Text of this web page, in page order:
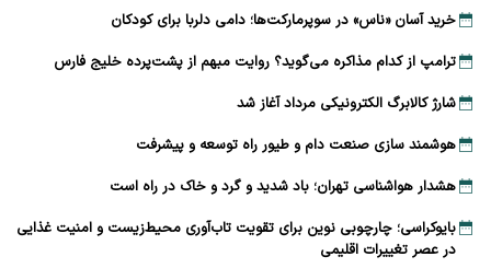
خرید آسان «ناس» در سوپرمارکت‌ها؛ دامی دلربا برای کودکان
ترامپ از کدام مذاکره می‌گوید؟ روایت مبهم از پشت‌پرده خلیج فارس
شارژ کالابرگ الکترونیکی مرداد آغاز شد
هوشمند سازی صنعت دام و طیور راه توسعه و پیشرفت
هشدار هواشناسی تهران؛ باد شدید و گرد و خاک در راه است
بایوکراسی؛ چارچوبی نوین برای تقویت تاب‌آوری محیط‌زیست و امنیت غذایی
در عصر تغییرات اقلیمی